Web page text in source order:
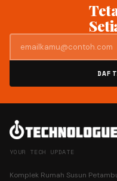
YOUR TECH UPDATE
Komplek Rumah Susun